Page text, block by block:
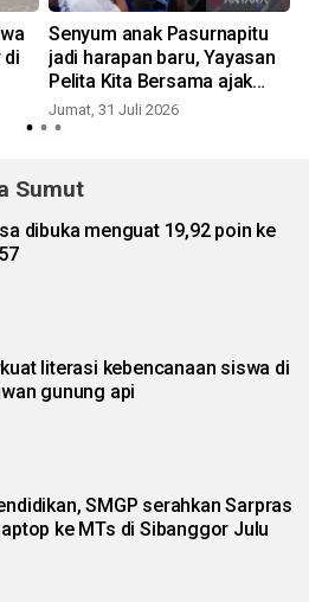
di
Senyum anak Pasurnapitu
jadi harapan baru, Yayasan
Pelita Kita Bersama ajak
cegah stunting lewat gigi
sehat
Jumat, 31 Juli 2026
Sumut
dibuka menguat 19,92 poin ke
literasi kebencanaan siswa di
gunung api
SMGP serahkan Sarpras
ke MTs di Sibanggor Julu